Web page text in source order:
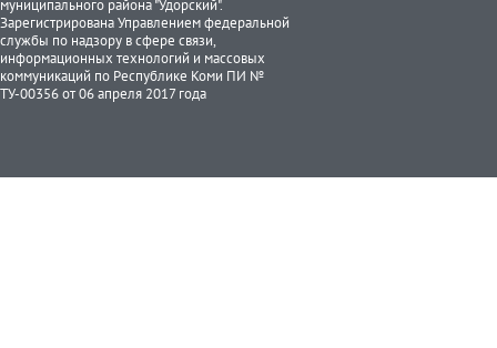
муниципального района "Удорский".
Зарегистрирована Управлением федеральной
службы по надзору в сфере связи,
информационных технологий и массовых
коммуникаций по Республике Коми ПИ №
ТУ-00356 от 06 апреля 2017 года